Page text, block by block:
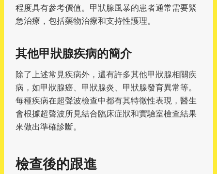
程度具有參考價值。甲狀腺風暴的患者通常需要緊
急治療，包括藥物治療和支持性護理。
其他甲狀腺疾病的簡介
除了上述常見疾病外，還有許多其他甲狀腺相關疾
病，如甲狀腺癌、甲狀腺炎、甲狀腺發育異常等。
每種疾病在超聲波檢查中都有其特徵性表現，醫生
會根據超聲波所見結合臨床症狀和實驗室檢查結果
來做出準確診斷。
檢查後的跟進